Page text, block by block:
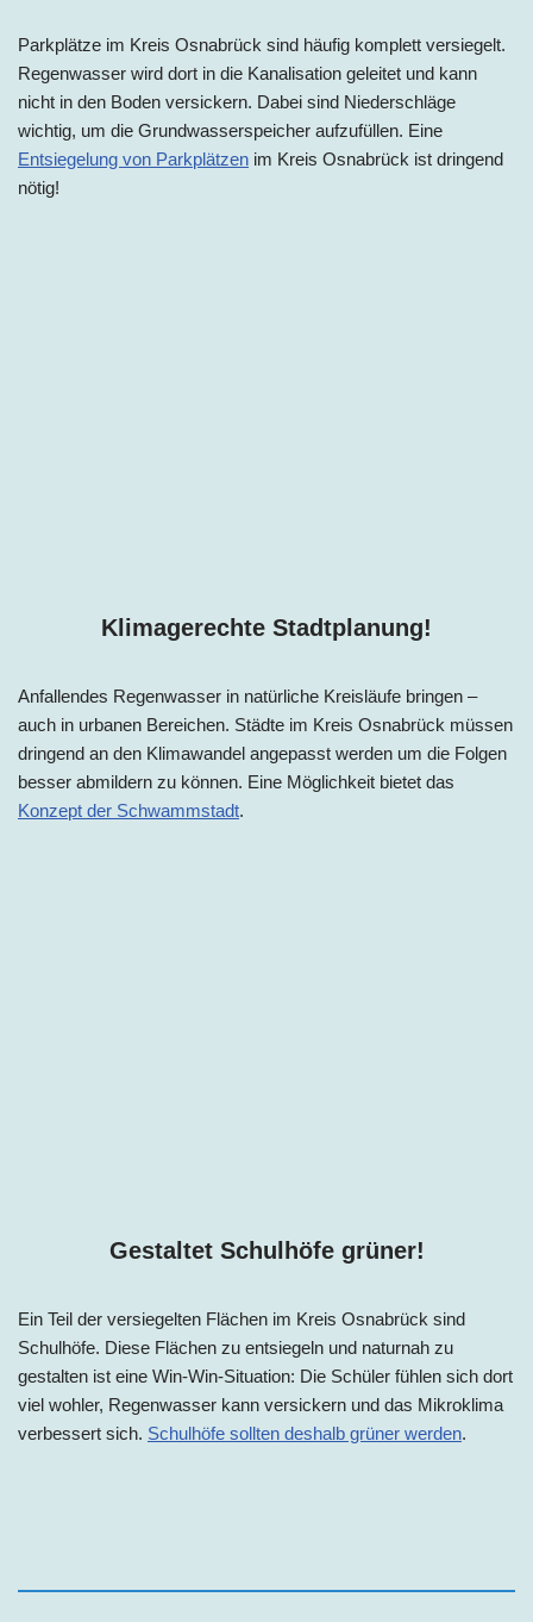
Parkplätze im Kreis Osnabrück sind häufig komplett versiegelt.
Regenwasser wird dort in die Kanalisation geleitet und kann
nicht in den Boden versickern. Dabei sind Niederschläge
wichtig, um die Grundwasserspeicher aufzufüllen. Eine
Entsiegelung von Parkplätzen im Kreis Osnabrück ist dringend
nötig!
Klimagerechte Stadtplanung!
Anfallendes Regenwasser in natürliche Kreisläufe bringen –
auch in urbanen Bereichen. Städte im Kreis Osnabrück müssen
dringend an den Klimawandel angepasst werden um die Folgen
besser abmildern zu können. Eine Möglichkeit bietet das
Konzept der Schwammstadt.
Gestaltet Schulhöfe grüner!
Ein Teil der versiegelten Flächen im Kreis Osnabrück sind
Schulhöfe. Diese Flächen zu entsiegeln und naturnah zu
gestalten ist eine Win-Win-Situation: Die Schüler fühlen sich dort
viel wohler, Regenwasser kann versickern und das Mikroklima
verbessert sich. Schulhöfe sollten deshalb grüner werden.